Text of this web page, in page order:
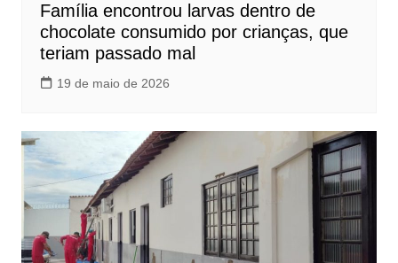
Família encontrou larvas dentro de
chocolate consumido por crianças, que
teriam passado mal
19 de maio de 2026